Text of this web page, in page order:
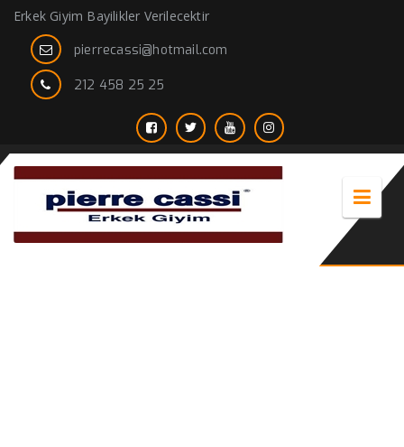
Erkek Giyim Bayilikler Verilecektir
pierrecassi@hotmail.com
212 458 25 25